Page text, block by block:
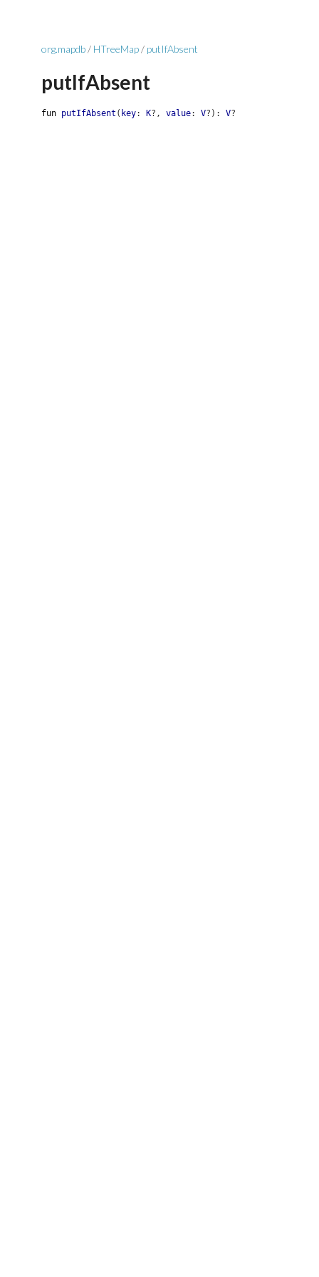
org.mapdb/ HTreeMap/ putIfAbsent
putIfAbsent
fun putIfAbsent ( key: K? , value: V? ) : V?